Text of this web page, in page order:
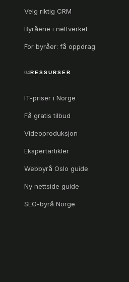
Velg riktig CRM
Byråene i nettverket
For byråer: få oppdrag
04RESSURSER
IT-priser i Norge
Få gratis tilbud
Videoproduksjon
Ekspertartikler
Webbyrå Oslo guide
Ny nettside guide
SEO-byrå Norge